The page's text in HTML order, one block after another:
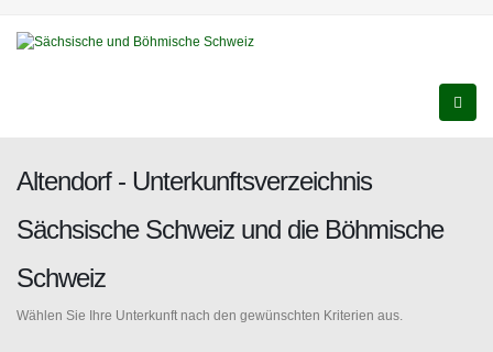
Altendorf - Unterkunftsverzeichnis
Sächsische Schweiz und die Böhmische
Schweiz
Wählen Sie Ihre Unterkunft nach den gewünschten Kriterien aus.